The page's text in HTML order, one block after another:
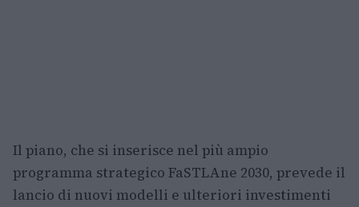
Il piano, che si inserisce nel più ampio
programma strategico FaSTLAne 2030, prevede il
lancio di nuovi modelli e ulteriori investimenti